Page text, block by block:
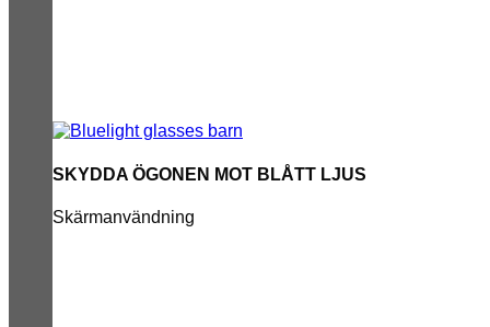
SKYDDA ÖGONEN MOT BLÅTT LJUS
Skärmanvändning